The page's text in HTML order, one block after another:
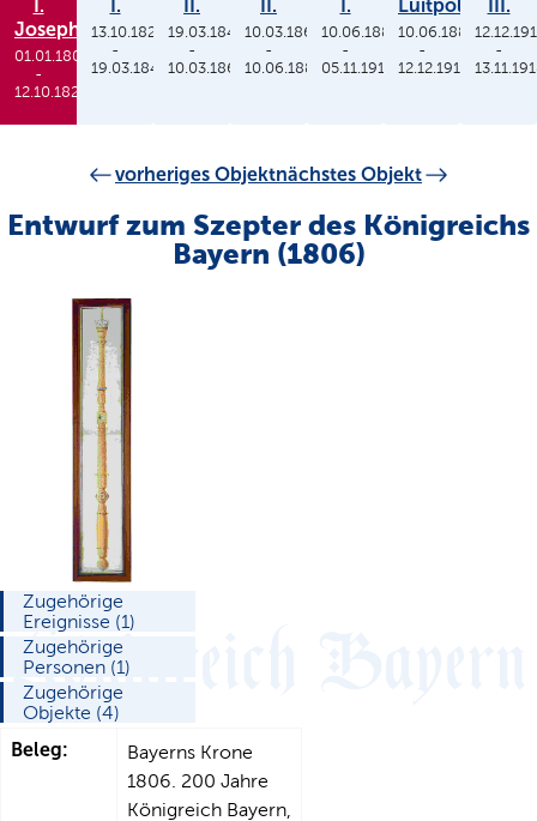
I.
Joseph
01.01.1806
-
12.10.1825
I.
13.10.1825
-
19.03.1848
II.
19.03.1848
-
10.03.1864
II.
10.03.1864
-
10.06.1886
I.
10.06.1886
-
05.11.1913
Luitpold
10.06.1886
-
12.12.1912
III.
-
vorheriges Objektnächstes Objekt
Entwurf zum Szepter des Königreichs
Bayern (1806)
Zugehörige
Ereignisse (1)
Zugehörige
Personen (1)
Zugehörige
Objekte (4)
Beleg:
Bayerns Krone
1806. 200 Jahre
Königreich Bayern,